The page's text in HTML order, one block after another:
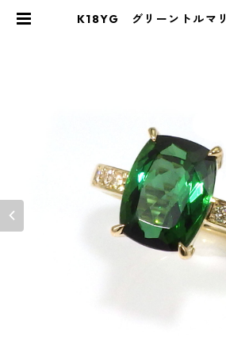
K18YG グリーントルマ